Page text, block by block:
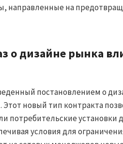
направленные на
о дизайне рынка
постановлением о
новый тип контракта
потребительские установки
условия для